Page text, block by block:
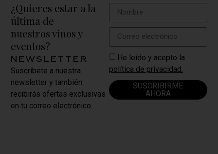
¿Quieres estar a la
última de
nuestros vinos y
eventos?
newsletter
Suscríbete a nuestra
newsletter y también
recibirás ofertas exclusivas
en tu correo electrónico.
He leído y acepto la
política de privacidad.
SUSCRIBIRME
AHORA